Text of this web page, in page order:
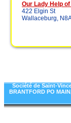
Our Lady Help
422 Elgin St
Wallaceburg,
Société de Saint-
BRANTFORD PO